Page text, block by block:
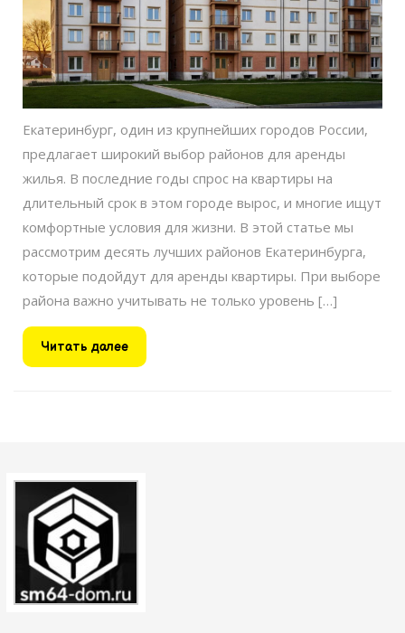
Екатеринбург, один из крупнейших городов России,
предлагает широкий выбор районов для аренды
жилья. В последние годы спрос на квартиры на
длительный срок в этом городе вырос, и многие ищут
комфортные условия для жизни. В этой статье мы
рассмотрим десять лучших районов Екатеринбурга,
которые подойдут для аренды квартиры. При выборе
района важно учитывать не только уровень […]
Читать далееЧитать
далее